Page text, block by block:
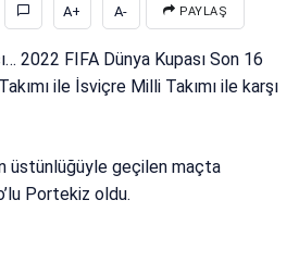
A+ A- PAYLAŞ
2022 FIFA Dünya Kupası Son 16
ile İsviçre Milli Takımı ile karşı
üstünlüğüyle geçilen maçta
Portekiz oldu.